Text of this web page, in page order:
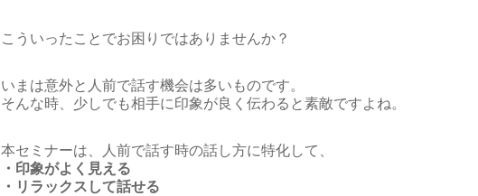
こういったことでお困りではありませんか？
いまは意外と人前で話す機会は多いものです。
そんな時、少しでも相手に印象が良く伝わると素敵ですよね。
本セミナーは、人前で話す時の話し方に特化して、
・印象がよく見える
・リラックスして話せる